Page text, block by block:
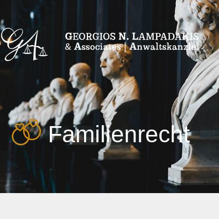
Familienrecht